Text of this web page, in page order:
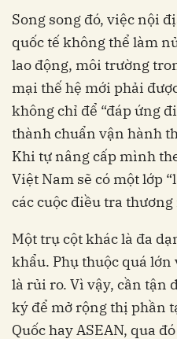
Song song đó, việc nội
quốc tế không thể làm
lao động, môi trường
mại thế hệ mới phải
không chỉ để “đáp ứng
thành chuẩn vận hành
Khi tự nâng cấp mình
Việt Nam sẽ có một lớp
các cuộc điều tra
Một trụ cột khác là đa
khẩu. Phụ thuộc quá
là rủi ro. Vì vậy, cần tận
ký để mở rộng thị phần
Quốc hay ASEAN, qua